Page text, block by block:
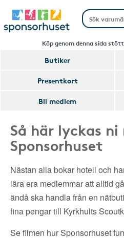
Köp genom denna sida
Butiker
Presentkort
Bli medlem
Så här lyckas ni
Sponsorhuset
Nästan alla bokar hotell och
lära era medlemmar att alltid
ändå ska handla från en
fina pengar till Kyrkhults
Se filmen hur Sponsorhuset